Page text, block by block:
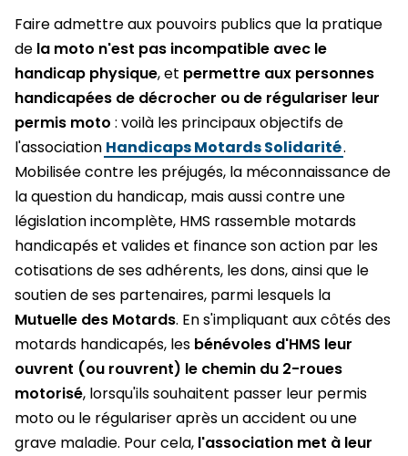
Faire admettre aux pouvoirs publics que la pratique
de la moto n'est pas incompatible avec le
handicap physique, et permettre aux personnes
handicapées de décrocher ou de régulariser leur
permis moto : voilà les principaux objectifs de
l'association Handicaps Motards Solidarité.
Mobilisée contre les préjugés, la méconnaissance de
la question du handicap, mais aussi contre une
législation incomplète, HMS rassemble motards
handicapés et valides et finance son action par les
cotisations de ses adhérents, les dons, ainsi que le
soutien de ses partenaires, parmi lesquels la
Mutuelle des Motards. En s'impliquant aux côtés des
motards handicapés, les bénévoles d'HMS leur
ouvrent (ou rouvrent) le chemin du 2-roues
motorisé, lorsqu'ils souhaitent passer leur permis
moto ou le régulariser après un accident ou une
grave maladie. Pour cela, l'association met à leur